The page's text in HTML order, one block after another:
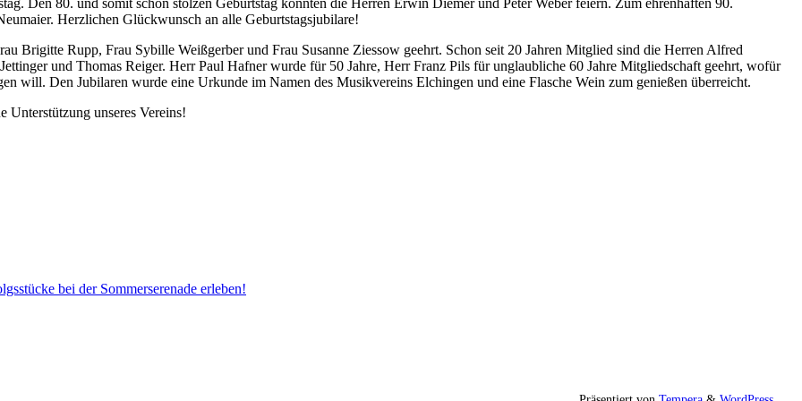
Herzlichen Glückwunsch an alle Geburtstagsjubilare!
Brigitte Rupp, Frau Sybille Weißgerber und Frau Susanne Ziessow geehrt. Schon seit 20 Jahren Mitglied sind die Herren Alfred
und Thomas Reiger. Herr Paul Hafner wurde für 50 Jahre, Herr Franz Pils für unglaubliche 60 Jahre Mitgliedschaft geehrt, wofür
will. Den Jubilaren wurde eine Urkunde im Namen des Musikvereins Elchingen und eine Flasche Wein zum genießen überreicht.
unseres Vereins!
bei der Sommerserenade erleben!